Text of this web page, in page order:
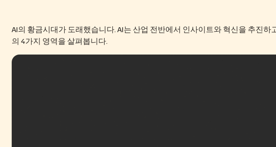
AI의 황금시대가 도래했습니다. AI는 산업 전반에서 인사이트와 혁신을 추진하
의 4가지 영역을 살펴봅니다.